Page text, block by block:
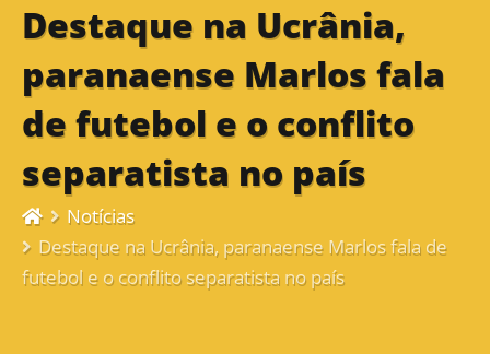
Destaque na Ucrânia,
paranaense Marlos fala
de futebol e o conflito
separatista no país
Notícias
Destaque na Ucrânia, paranaense Marlos fala de
futebol e o conflito separatista no país